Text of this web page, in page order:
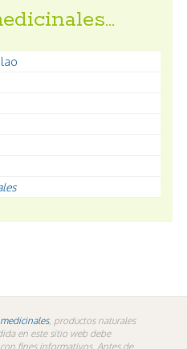
, productos naturales
en este sitio web debe
fines informativos. Antes de